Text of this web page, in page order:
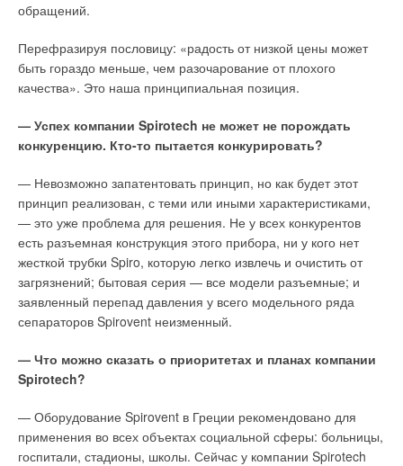
обращений.
Перефразируя пословицу: «радость от низкой цены может
быть гораздо меньше, чем разочарование от плохого
качества». Это наша принципиальная позиция.
— Успех компании Spirotech не может не порождать
конкуренцию. Кто-то пытается конкурировать?
— Невозможно запатентовать принцип, но как будет этот
принцип реализован, с теми или иными характеристиками,
— это уже проблема для решения. Не у всех конкурентов
есть разъемная конструкция этого прибора, ни у кого нет
жесткой трубки Spiro, которую легко извлечь и очистить от
загрязнений; бытовая серия — все модели разъемные; и
заявленный перепад давления у всего модельного ряда
сепараторов Spirovent неизменный.
— Что можно сказать о приоритетах и планах компании
Spirotech?
— Оборудование Spirovent в Греции рекомендовано для
применения во всех объектах социальной сферы: больницы,
госпитали, стадионы, школы. Сейчас у компании Spirotech